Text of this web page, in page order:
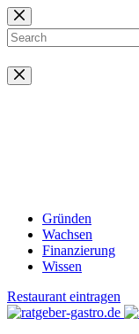
Zum
Inhalt
springen
Keine
Ergebnisse
Gründen
Wachsen
Finanzierung
Wissen
Restaurant eintragen